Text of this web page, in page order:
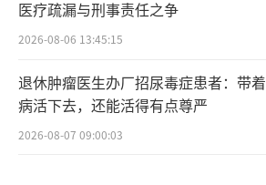
医疗疏漏与刑事责任之争
2026-08-06 13:45:15
退休肿瘤医生办厂招尿毒症患者：带着
病活下去，还能活得有点尊严
2026-08-07 09:00:03